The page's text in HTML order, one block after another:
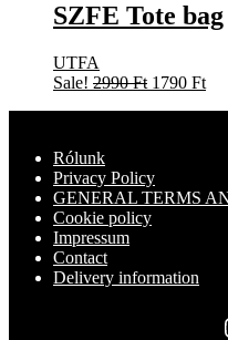
4490 Ft.
SZFE Tote bag
UTFA
Sale! 2990Ft Original
1790 Ft
Rólunk
Privacy Policy
GENERAL TERMS
Cookie policy
Impressum
Contact
Delivery information